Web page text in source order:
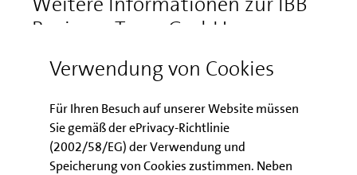
Verwendung von Cookies
Für Ihren Besuch auf unserer Website müssen
Sie gemäß der ePrivacy-Richtlinie
(2002/58/EG) der Verwendung und
Speicherung von Cookies zustimmen. Neben
Business Team GmbH
zur Website der IBT
IBB Gruppe